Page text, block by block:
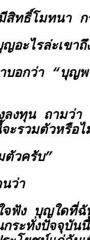
สิทธิ์โมทนา
อะไรล่ะเขาถึ
บอกว่า “บุญพ
ลงทุน ถามว่า
ะรวมตัวหรือไ
ตัวครับ”
ว่า
จฟัง บุญใดที่ฉั
ระทั่งปัจจุบั